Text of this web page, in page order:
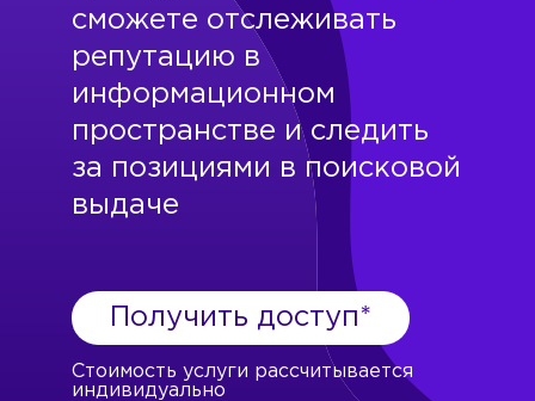
сможете отслеживать
репутацию в
информационном
пространстве и следить
за позициями в поисковой
выдаче
Получить доступ*
Стоимость услуги рассчитывается
индивидуально